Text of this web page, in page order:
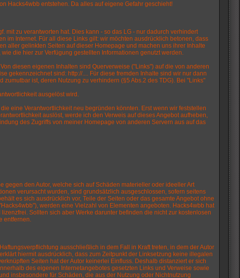
Hacks4wbb entstehen. Da alles auf eigene Gefahr geschieht!
mit zu verantworten hat. Dies kann - so das LG - nur dadurch verhindert
im Internet. Für all diese Links gilt: wir möchten ausdrücklich betonen, dass
aller gelinkten Seiten auf dieser Homepage und machen uns ihrer Inhalte
die hier zur Verfügung gestellten Informationen genutzt werden.
diesen eigenen Inhalten sind Querverweise ("Links") auf die von anderen
gekennzeichnet sind: http://.... Für diese fremden Inhalte sind wir nur dann
ist, deren Nutzung zu verhindern (§5 Abs.2 des TDG). Bei "Links"
ausgelöst wird.
eine Verantwortlichkeit neu begründen könnten. Erst wenn wir feststellen
auslöst, werde ich den Verweis auf dieses Angebot aufheben,
des Zugriffs von meiner Homepage von anderen Servern aus auf das
gegen den Autor, welche sich auf Schäden materieller oder ideeller Art
verursacht wurden, sind grundsätzlich ausgeschlossen, sofern seitens
es sich ausdrücklich vor, Teile der Seiten oder das gesamte Angebot ohne
werden eine Vielzahl von Elementen angeboten. Hacks4wbb hat
Sollten sich aber Werke darunter befinden die nicht zur kostenlosen
entfernen.
ausschließlich in dem Fall in Kraft treten, in dem der Autor
hiermit ausdrücklich, dass zum Zeitpunkt der Linksetzung keine illegalen
Seiten hat der Autor keinerlei Einfluss. Deshalb distanziert er sich
des eigenen Internetangebotes gesetzten Links und Verweise sowie
insbesondere für Schäden, die aus der Nutzung oder Nichtnutzung